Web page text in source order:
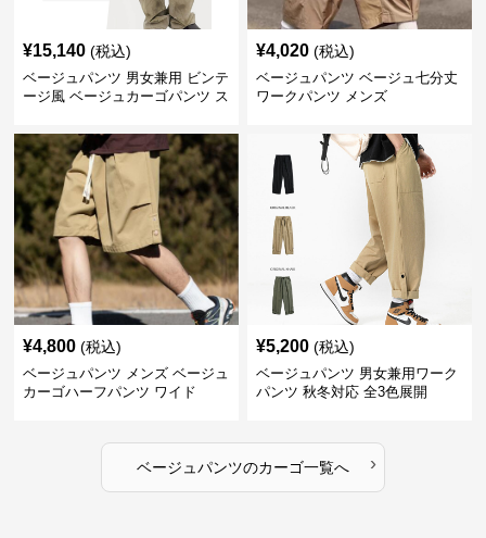
¥15,140 (税込)
ベージュパンツ 男女兼用 ビンテ
ージ風 ベージュカーゴパンツ ス
¥4,020 (税込)
ベージュパンツ ベージュ七分丈
ワークパンツ メンズ
¥4,800 (税込)
ベージュパンツ メンズ ベージュ
カーゴハーフパンツ ワイド
¥5,200 (税込)
ベージュパンツ 男女兼用ワーク
パンツ 秋冬対応 全3色展開
ベージュパンツのカーゴ一覧へ ›